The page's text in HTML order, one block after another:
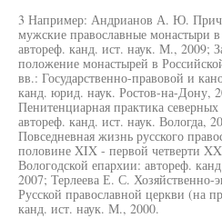
3 Например: Андрианов А. Ю.
мужские православные монастыри
автореф. канд. ист. наук. М., 2009;
положение монастырей в
вв.: Государственно-правовой и
канд. юрид. наук. Ростов-на-Дону,
Пенитенциарная практика
автореф. канд. ист. наук. Вологда,
Повседневная жизнь русского
половине XIX - первой четверти
Вологодской епархии: автореф.
2007; Терлеева Е. С. Хозяйственно-
Русской православной церкви (на
канд. ист. наук. М., 2000.